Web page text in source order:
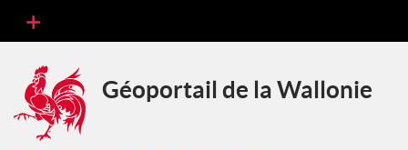
Géoportail de la Wallonie